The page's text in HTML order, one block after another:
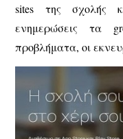
sites της σχολής
ενημερώσεις τα
προβλήματα, οι